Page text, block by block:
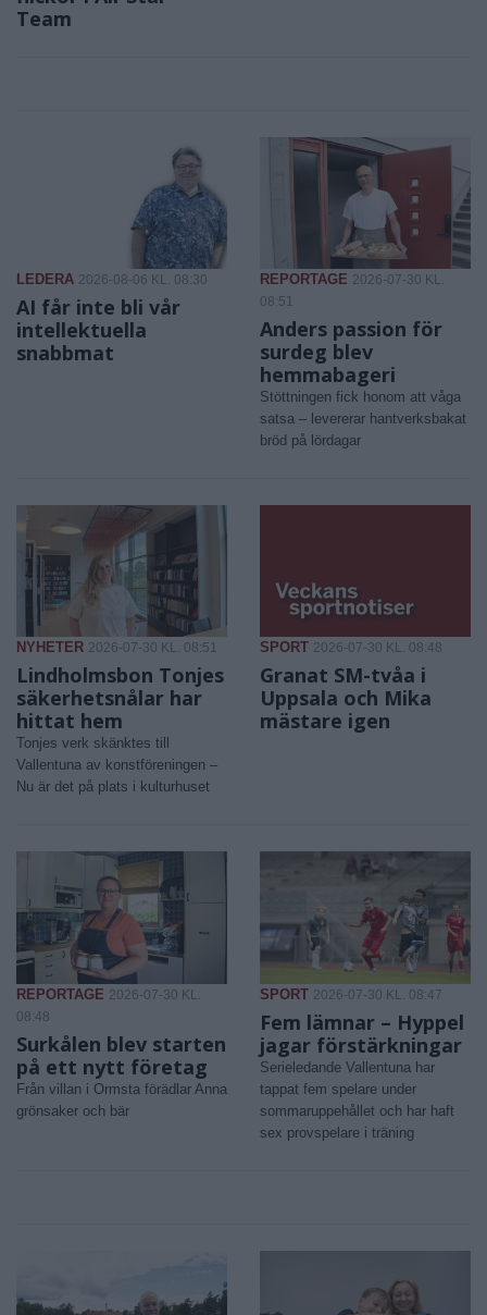
Team
LEDERA 2026-08-06 KL. 08:30
AI får inte bli vår
intellektuella
snabbmat
REPORTAGE 2026-07-30 KL.
08:51
Anders passion för
surdeg blev
hemmabageri
Stöttningen fick honom att våga
satsa – levererar hantverksbakat
bröd på lördagar
NYHETER 2026-07-30 KL. 08:51
Lindholmsbon Tonjes
säkerhetsnålar har
hittat hem
Tonjes verk skänktes till
Vallentuna av konstföreningen –
Nu är det på plats i kulturhuset
SPORT 2026-07-30 KL. 08:48
Granat SM-tvåa i
Uppsala och Mika
mästare igen
REPORTAGE 2026-07-30 KL.
08:48
Surkålen blev starten
på ett nytt företag
Från villan i Ormsta förädlar Anna
grönsaker och bär
SPORT 2026-07-30 KL. 08:47
Fem lämnar – Hyppel
jagar förstärkningar
Serieledande Vallentuna har
tappat fem spelare under
sommaruppehållet och har haft
sex provspelare i träning